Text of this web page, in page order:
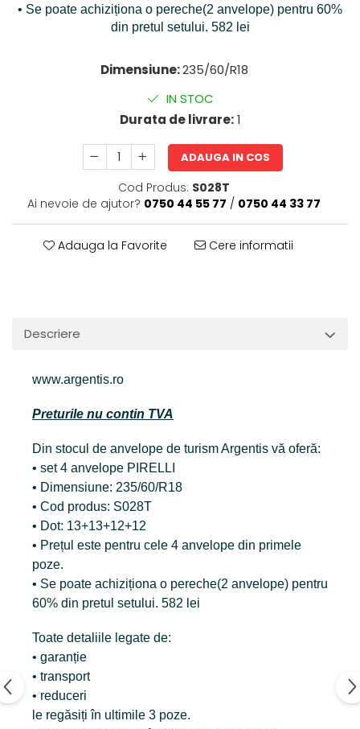
• Se poate achiziționa o pereche(2 anvelope) pentru 60%
din pretul setului. 582 lei
Dimensiune:235/60/R18
IN STOC
Durata de livrare:1
ADAUGA IN COS
Cod Produs: S028T
Ai nevoie de ajutor? 0750 44 55 77 / 0750 44 33 77
Adauga la Favorite Cere informatii
Descriere
www.argentis.ro
Preturile nu contin TVA
Din stocul de anvelope de turism Argentis vă oferă:
• set 4 anvelope PIRELLI
• Dimensiune: 235/60/R18
• Cod produs: S028T
• Dot: 13+13+12+12
• Prețul este pentru cele 4 anvelope din primele
poze.
• Se poate achiziționa o pereche(2 anvelope) pentru
60% din pretul setului. 582 lei
Toate detaliile legate de:
• garanție
• transport
• reduceri
le regăsiți în ultimile 3 poze.